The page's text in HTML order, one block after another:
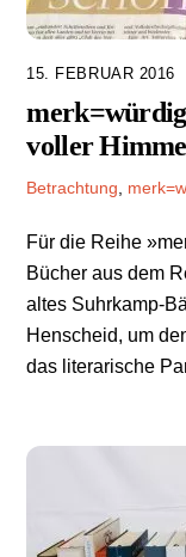
15. FEBRUAR 2016
voller
Betrachtung
Für die Reihe
Bücher aus dem
altes Suhrkamp-
Henscheid, um
das literarische